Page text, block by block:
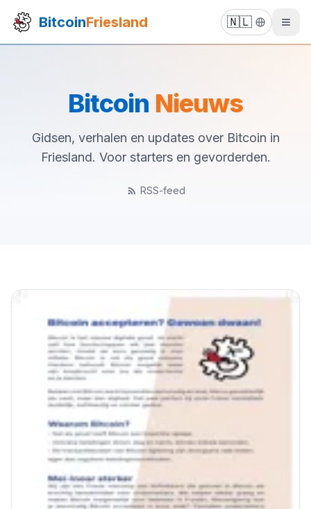
BitcoinFriesland 🇳🇱
Bitcoin Nieuws
Gidsen, verhalen en updates over Bitcoin in
Friesland. Voor starters en gevorderden.
RSS-feed